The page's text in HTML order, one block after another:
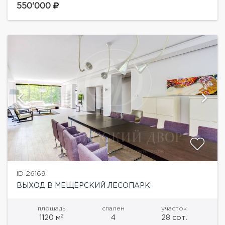
кухня, с/у, гараж на 1 м/м, терраса2 этаж: 2 спальни,
550'000
ID 26169
ВЫХОД В МЕЩЕРСКИЙ ЛЕСОПАРК
площадь
1120 м2
спален
4
участок
28 сот.